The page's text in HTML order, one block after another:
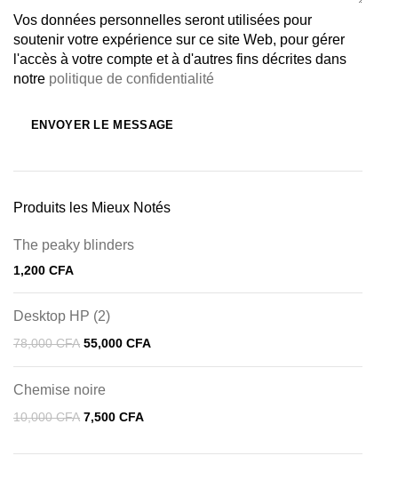
Vos données personnelles seront utilisées pour
soutenir votre expérience sur ce site Web, pour gérer
l'accès à votre compte et à d'autres fins décrites dans
notre politique de confidentialité
Produits les Mieux Notés
The peaky blinders
1,200 CFA
Desktop HP (2)
78,000CFA 55,000 CFA
Chemise noire
10,000CFA 7,500 CFA